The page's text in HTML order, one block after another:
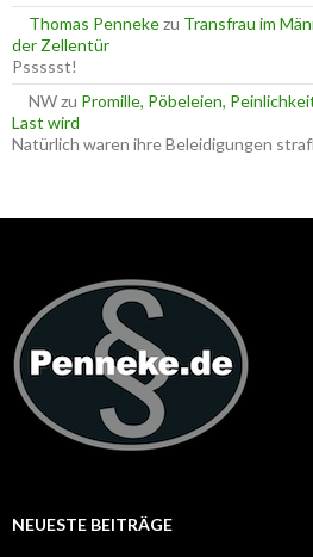
Thomas Pennekezu Transfrau im
der Zellentür
Pssssst!
NWzu Promille, Pöbeleien,
Last wird
Natürlich waren ihre Beleidigungen
NEUESTE BEITRÄGE